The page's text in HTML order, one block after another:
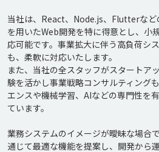
当社は、React、Node.js、Flutterなど
を用いたWeb開発を特に得意とし、小
応可能です。事業拡大に伴う高負荷シ
も、柔軟に対応いたします。
また、当社の全スタッフがスタートア
験を活かし事業戦略コンサルティング
エンスや機械学習、AIなどの専門性を
ています。
業務システムのイメージが曖昧な場合
通じて最適な機能を提案し、開発から